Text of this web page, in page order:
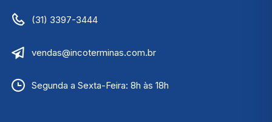
(31) 3397-3444
vendas@incoterminas.com.br
Segunda a Sexta-Feira: 8h às 18h